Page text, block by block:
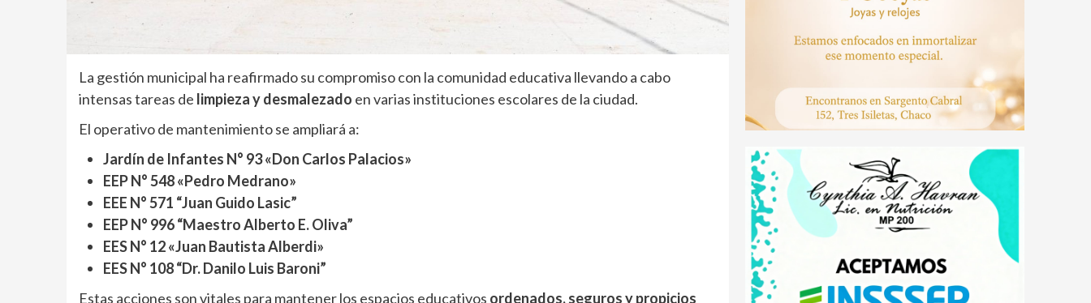
La gestión municipal ha reafirmado su compromiso con la comunidad educativa llevando a cabo
intensas tareas de limpieza y desmalezado en varias instituciones escolares de la ciudad.
El operativo de mantenimiento se ampliará a:
Jardín de Infantes N° 93 «Don Carlos Palacios»
EEP N° 548 «Pedro Medrano»
EEE N° 571 “Juan Guido Lasic”
EEP N° 996 “Maestro Alberto E. Oliva”
EES N° 12 «Juan Bautista Alberdi»
EES N° 108 “Dr. Danilo Luis Baroni”
Estas acciones son vitales para mantener los espacios educativos ordenados, seguros y propicios